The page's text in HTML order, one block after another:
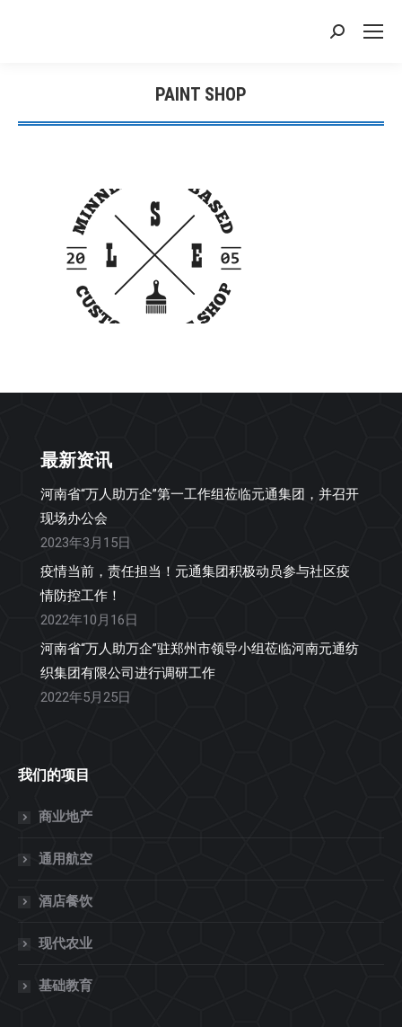
搜
PAINT SHOP
您在这里：
最新资讯
河南省“万人助万企”第一工作组莅临元通集团，并召开
现场办公会
2023年3月15日
疫情当前，责任担当！元通集团积极动员参与社区疫
情防控工作！
2022年10月16日
河南省“万人助万企”驻郑州市领导小组莅临河南元通纺
织集团有限公司进行调研工作
2022年5月25日
我们的项目
商业地产
通用航空
酒店餐饮
现代农业
基础教育